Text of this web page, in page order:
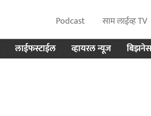
Podcast साम लाईव्ह TV
लाईफस्टाईल व्हायरल न्यूज